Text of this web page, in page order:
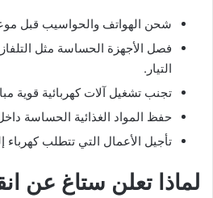
شحن الهواتف والحواسيب قبل
فصل الأجهزة الحساسة مثل
التيار.
تجنب تشغيل آلات كهربائية قوية
حفظ المواد الغذائية الحساسة
تأجيل الأعمال التي تتطلب كهرباء
لماذا تعلن ستاغ عن